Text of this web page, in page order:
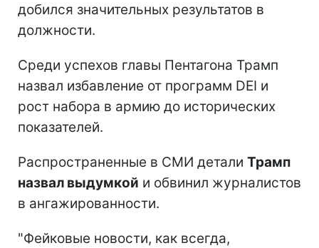
добился значительных результатов в
должности.
Среди успехов главы Пентагона Трамп
назвал избавление от программ DEI и
рост набора в армию до исторических
показателей.
Распространенные в СМИ детали Трамп
назвал выдумкой и обвинил журналистов
в ангажированности.
"Фейковые новости, как всегда,